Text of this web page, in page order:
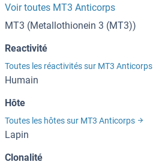
Voir toutes MT3 Anticorps
MT3 (Metallothionein 3 (MT3))
Reactivité
Toutes les réactivités sur MT3 Anticorps
Humain
Hôte
Toutes les hôtes sur MT3 Anticorps
Lapin
Clonalité